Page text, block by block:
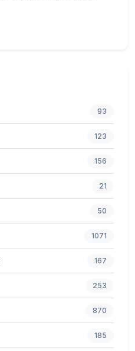
93
123
156
21
50
1071
167
253
870
185